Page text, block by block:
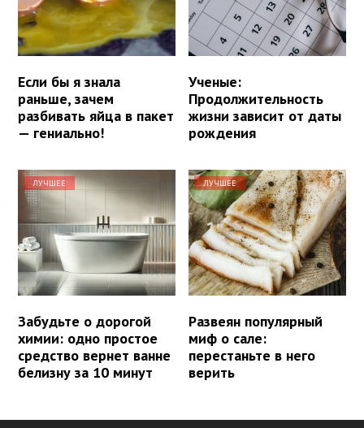
Если бы я знала
раньше, зачем
разбивать яйца в пакет
— гениально!
Ученые:
Продолжительность
жизни зависит от даты
рождения
ЛУЧШЕЕ
Забудьте о дорогой
химии: одно простое
средство вернет ванне
белизну за 10 минут
ЛУЧШЕЕ
Развеян популярный
миф о сале:
перестаньте в него
верить